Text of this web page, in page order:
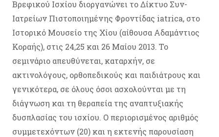
Βρεφικού Ισχίου διοργανώνει το Δίκτυο Συν-
Ιατρείων Πιστοποιημένης Φροντίδας iatrica, στο
Ιστορικό Μουσείο της Χίου (αίθουσα Αδαμάντιος
Κοραής), στις 24,25 και 26 Μαίου 2013. Το
σεμινάριο απευθύνεται, καταρχήν, σε
ακτινολόγους, ορθοπεδικούς και παιδιάτρους και
γενικότερα, σε όλους όσοι ασχολούνται με τη
διάγνωση και τη θεραπεία της αναπτυξιακής
δυσπλασίας του ισχίου. Ο περιορισμένος αριθμός
συμμετεχόντων (20) και η εκτενής παρουσίαση